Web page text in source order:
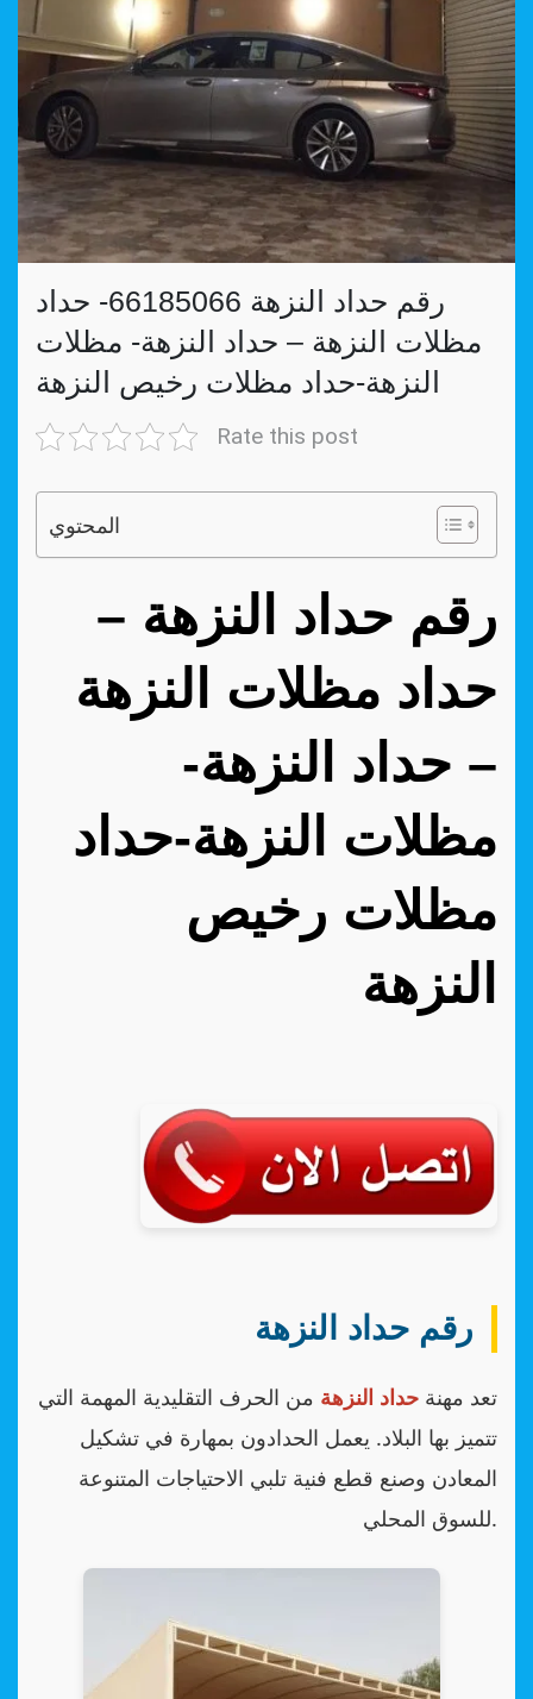
رقم حداد النزهة 66185066- حداد
مظلات النزهة – حداد النزهة- مظلات
النزهة-حداد مظلات رخيص النزهة
Rate this post
المحتوي
حداد مظلات النزهة
– حداد النزهة-
مظلات النزهة-حداد
مظلات رخيص
النزهة
رقم حداد النزهة
تعد مهنة حداد النزهة من الحرف التقليدية المهمة التي
تتميز بها البلاد. يعمل الحدادون بمهارة في تشكيل
المعادن وصنع قطع فنية تلبي الاحتياجات المتنوعة
للسوق المحلي.